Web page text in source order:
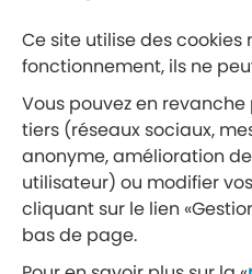
Retrouvez
Ce site utilise des cookies
fonctionnement, ils ne
Vous pouvez en
tiers (réseaux sociaux,
anonyme, amélioration
utilisateur) ou modifier
cliquant sur le lien
bas de page.